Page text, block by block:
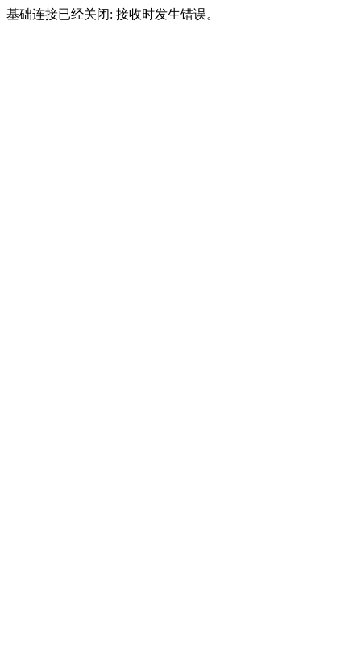
基础连接已经关闭: 接收时发生错误。